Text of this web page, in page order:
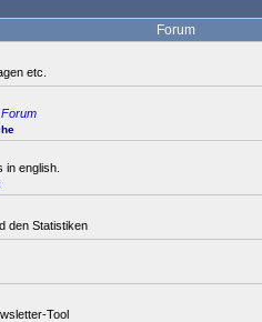
Forum
etc.
Forum
in english.
den Statistiken
Tool